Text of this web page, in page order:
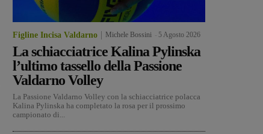
Figline Incisa Valdarno Michele Bossini 5 Agosto 2026
La schiacciatrice Kalina Pylinska
l’ultimo tassello della Passione
Valdarno Volley
La Passione Valdarno Volley con la schiacciatrice polacca
Kalina Pylinska ha completato la rosa per il prossimo
campionato di...